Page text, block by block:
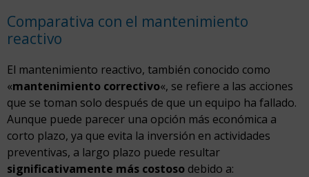
Comparativa con el mantenimiento
reactivo
El mantenimiento reactivo, también conocido como
«mantenimiento correctivo«, se refiere a las acciones
que se toman solo después de que un equipo ha fallado.
Aunque puede parecer una opción más económica a
corto plazo, ya que evita la inversión en actividades
preventivas, a largo plazo puede resultar
significativamente más costoso debido a: